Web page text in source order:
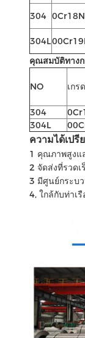
304
304L
คุณสมบัติทาง
NO เกรด
304
304L
ความได้เปรี
1 คุณภาพสูงแ
2 จัดส่งที่รวด
3 มีศูนย์กระบ
4, ใกล้กับท่าเ